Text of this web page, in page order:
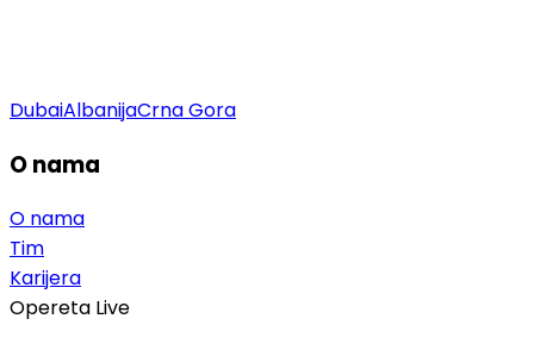
DubaiAlbanijaCrna Gora
O nama
O nama
Tim
Karijera
Opereta Live